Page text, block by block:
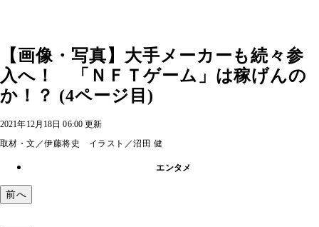
【画像・写真】大手メーカーも続々参
入へ！ 「ＮＦＴゲーム」は稼げんの
か！？ (4ページ目)
2021年12月18日 06:00 更新
取材・文／伊藤将史 イラスト／沼田 健
エンタメ
前へ